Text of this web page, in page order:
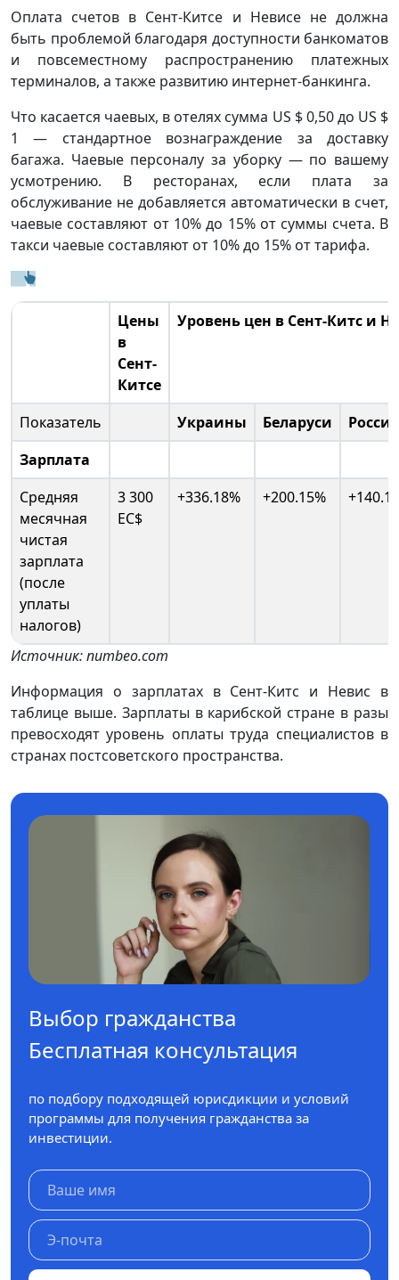
Оплата счетов в Сент-Китсе и Невисе не должна
быть проблемой благодаря доступности банкоматов
и повсеместному распространению платежных
терминалов, а также развитию интернет-банкинга.
Что касается чаевых, в отелях сумма US $ 0,50 до US $
1 — стандартное вознаграждение за доставку
багажа. Чаевые персоналу за уборку — по вашему
усмотрению. В ресторанах, если плата за
обслуживание не добавляется автоматически в счет,
чаевые составляют от 10% до 15% от суммы счета. В
такси чаевые составляют от 10% до 15% от тарифа.
Цены
в
Сент-
Китсе
Уровень цен в Сент-Китс и
Показатель Украины Беларуси
Зарплата
Средняя
месячная
чистая
зарплата
(после
уплаты
налогов)
3 300
EC$
+336.18% +200.15%
Источник: numbeo.com
Информация о зарплатах в Сент-Китс и Невис в
таблице выше. Зарплаты в карибской стране в разы
превосходят уровень оплаты труда специалистов в
странах постсоветского пространства.
Выбор гражданства
Бесплатная консультация
по подбору подходящей юрисдикции и условий
программы для получения гражданства за
инвестиции.